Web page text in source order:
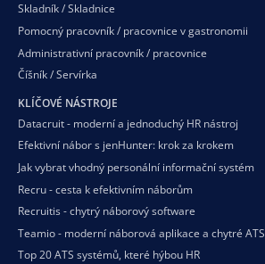
Skladník / Skladnice
Pomocný pracovník / pracovnice v gastronomii
Administrativní pracovník / pracovnice
Číšník / Servírka
KLÍČOVÉ NÁSTROJE
Datacruit - moderní a jednoduchý HR nástroj
Efektivní nábor s jenHunter: krok za krokem
Jak vybrat vhodný personální informační systém
Recru - cesta k efektivním náborům
Recruitis - chytrý náborový software
Teamio - moderní náborová aplikace a chytré ATS
Top 20 ATS systémů, které hýbou HR